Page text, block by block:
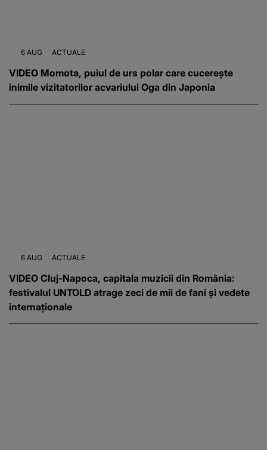
6 AUG ACTUALE
VIDEO Momota, puiul de urs polar care cucerește
inimile vizitatorilor acvariului Oga din Japonia
6 AUG ACTUALE
VIDEO Cluj-Napoca, capitala muzicii din România:
festivalul UNTOLD atrage zeci de mii de fani și vedete
internaționale